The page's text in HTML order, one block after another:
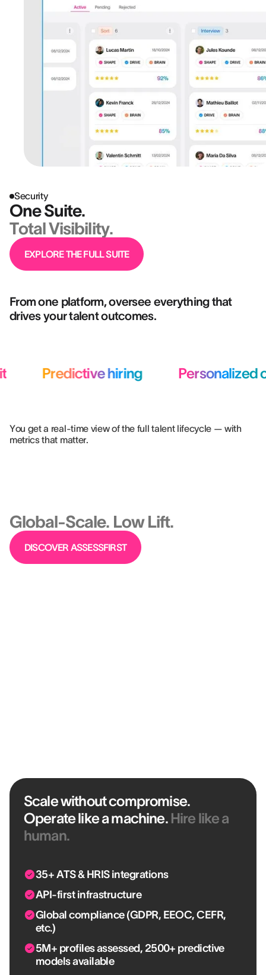
Security
One Suite.
Total Visibility.
EXPLORE THE FULL SUITE
From one platform, oversee everything that
drives your talent outcomes.
Predictive hiring Personalized
You get a real-time view of the full talent lifecycle — with
metrics that matter.
Global-Scale. Low Lift.
DISCOVER ASSESSFIRST
Scale without compromise.
Operate like a machine. Hire like a
human.
35+ ATS & HRIS integrations
API-first infrastructure
Global compliance (GDPR, EEOC, CEFR,
etc.)
5M+ profiles assessed, 2500+ predictive
models available